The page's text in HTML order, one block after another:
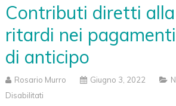
Contributi diretti
ritardi nei
di anticipo
Rosario Murro Giugno 3, 2022
Disabilitati